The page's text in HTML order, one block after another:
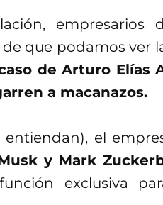
empresarios
que podamos ver
de Arturo Elías
a macanazos.
el
y Mark
exclusiva